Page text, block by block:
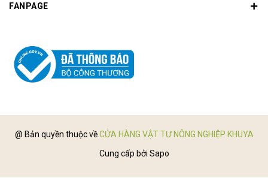
FANPAGE
@ Bản quyền thuộc vềCỬA HÀNG VẬT TƯ NÔNG NGHIỆP KHUYA
Cung cấp bởi Sapo